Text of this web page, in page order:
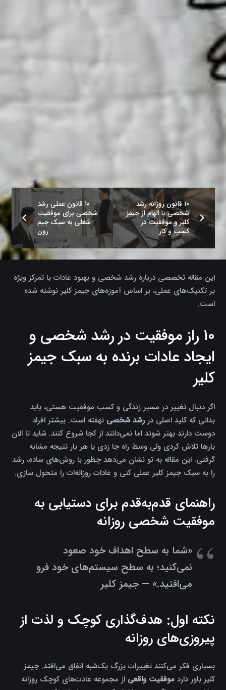
۱۰ قانون عملی رشد
شخصی برای موفقیت
شغلی به سبک جیم
رون
۱۰ قانون روزانه رشد
شخصی با الهام از جیمز
کلیر و موفقیت در
کسب و کار
این مقاله تخصصی درباره رشد شخصی و بهبود عادات با تمرکز ویژه
بر تکنیک‌های عملی، بر اساس آموزه‌های جیمز کلیر نوشته شده
است.
۱۰ راز موفقیت در رشد شخصی و
ایجاد عادات برنده به سبک جیمز
کلیر
اگر دنبال تغییر در مسیر زندگی و کسب موفقیت هستی، باید
بدانی که کلید اصلی دررشد شخصی نهفته است. بیشتر افراد
دوست دارند بهتر شوند اما نمی‌دانند از کجا شروع کنند. شاید تا الان
بارها تلاش کردی ولی وسط راه جا زدی یا هر بار نتیجه مشابه
گرفتی. این مقاله به تو نشان می‌دهد چطور با روش‌های ساده، رشد
را به سبک جیمز کلیر عملی کنی و عادات روزانه‌ات را متحول سازی.
راهنمای قدم‌به‌قدم برای دستیابی به
موفقیت شخصی روزانه
«شما به سطح اهداف خود صعود
نمی‌کنید؛ به سطح سیستم‌های خود فرو
می‌افتید.» — جیمز کلیر
نکته اول: هدف‌گذاری کوچک و لذت از
پیروزی‌های روزانه
بسیاری فکر می‌کنند تغییرات بزرگ یک‌شبه اتفاق می‌افتد. جیمز
کلیر باور داردموفقیت واقعی از مجموعه عادت‌های کوچک روزانه